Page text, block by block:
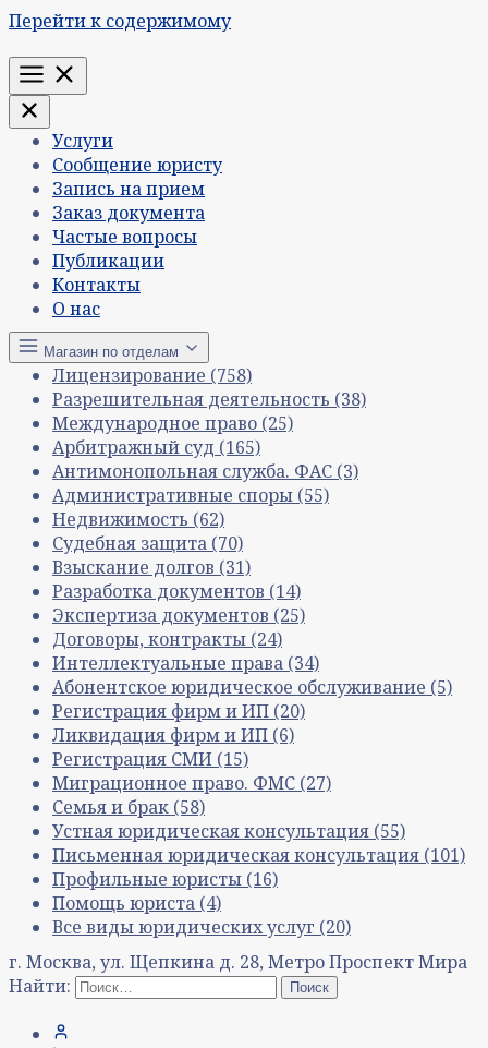
Перейти к содержимому
Меню
Услуги
Сообщение юристу
Запись на прием
Заказ документа
Частые вопросы
Публикации
Контакты
О нас
Магазин по отделам
Лицензирование (758)
Разрешительная деятельность (38)
Международное право (25)
Арбитражный суд (165)
Антимонопольная служба. ФАС (3)
Административные споры (55)
Недвижимость (62)
Судебная защита (70)
Взыскание долгов (31)
Разработка документов (14)
Экспертиза документов (25)
Договоры, контракты (24)
Интеллектуальные права (34)
Абонентское юридическое обслуживание (5)
Регистрация фирм и ИП (20)
Ликвидация фирм и ИП (6)
Регистрация СМИ (15)
Миграционное право. ФМС (27)
Семья и брак (58)
Устная юридическая консультация (55)
Письменная юридическая консультация (101)
Профильные юристы (16)
Помощь юриста (4)
Все виды юридических услуг (20)
г. Москва, ул. Щепкина д. 28, Метро Проспект Мира
Найти: